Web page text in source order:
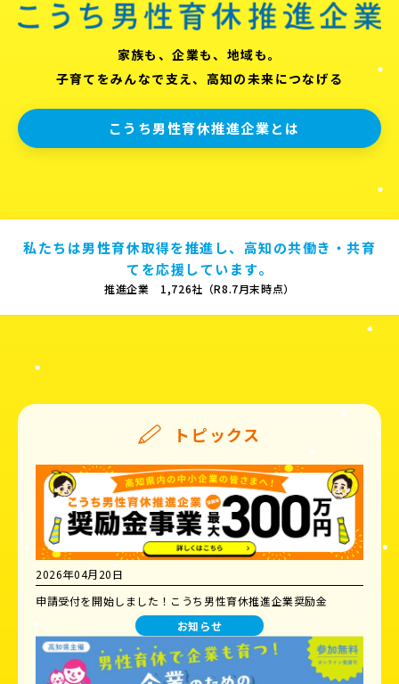
家族も、企業も、地域も。
子育てをみんなで支え、高知の未来につなげる
こうち男性育休推進企業とは
私たちは男性育休取得を推進し、高知の共働き・共育
てを応援しています。
推進企業 1,726社（R8.7月末時点）
トピックス
2026年04月20日
申請受付を開始しました！こうち男性育休推進企業奨励金
お知らせ